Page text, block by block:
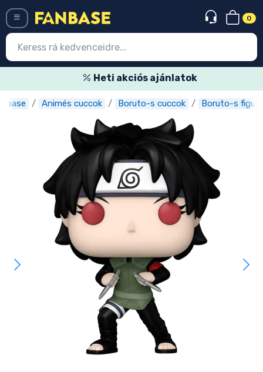
0
Heti akciós ajánlatok
Animés cuccok Boruto-s cuccok Boruto-s
Belépés Regisztráció
Legújabb cuccok
Akciós ajánlatok
Express szállítás
Előrendelhető cuccok
Outlet cuccok
Ajándékkártya
Szállítás és fizetés
Sorozatos cuccok